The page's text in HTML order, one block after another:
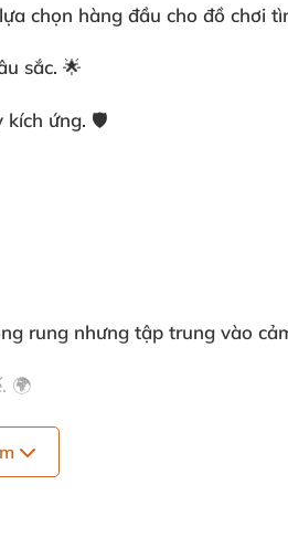
chọn hàng đầu cho đồ chơi
sắc. 🌟
kích ứng. 🛡️
rung nhưng tập trung vào
🌍